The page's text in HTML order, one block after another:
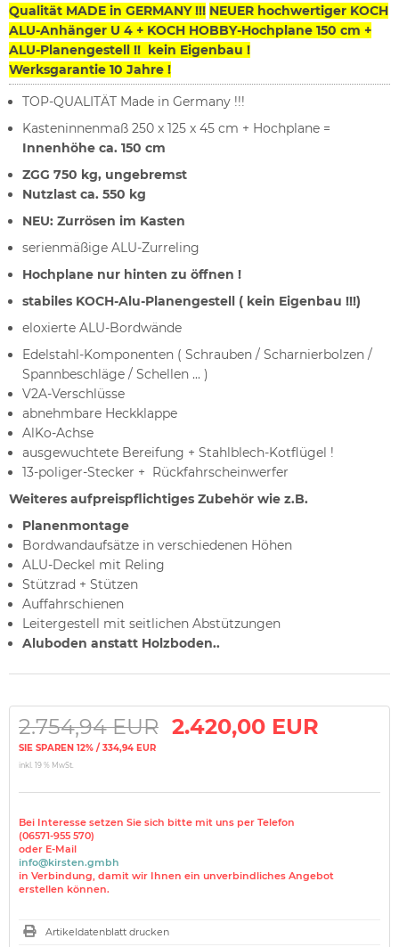
Qualität MADE in GERMANY !!! NEUER hochwertiger KOCH
ALU-Anhänger U 4 + KOCH HOBBY-Hochplane 150 cm +
ALU-Planengestell !! kein Eigenbau !
Werksgarantie 10 Jahre !
TOP-QUALITÄT Made in Germany !!!
Kasteninnenmaß 250 x 125 x 45 cm + Hochplane =
Innenhöhe ca. 150 cm
ZGG 750 kg, ungebremst
Nutzlast ca. 550 kg
NEU: Zurrösen im Kasten
serienmäßige ALU-Zurreling
Hochplane nur hinten zu öffnen !
stabiles KOCH-Alu-Planengestell ( kein Eigenbau !!!)
eloxierte ALU-Bordwände
Edelstahl-Komponenten ( Schrauben / Scharnierbolzen /
Spannbeschläge / Schellen ... )
V2A-Verschlüsse
abnehmbare Heckklappe
AlKo-Achse
ausgewuchtete Bereifung + Stahlblech-Kotflügel !
13-poliger-Stecker + Rückfahrscheinwerfer
Weiteres aufpreispflichtiges Zubehör wie z.B.
Planenmontage
Bordwandaufsätze in verschiedenen Höhen
ALU-Deckel mit Reling
Stützrad + Stützen
Auffahrschienen
Leitergestell mit seitlichen Abstützungen
Aluboden anstatt Holzboden..
2.754,94 EUR 2.420,00 EUR
SIE SPAREN 12% / 334,94 EUR
inkl. 19 % MwSt.
Bei Interesse setzen Sie sich bitte mit uns per Telefon
(06571-955 570)
oder E-Mail
info@kirsten.gmbh
in Verbindung, damit wir Ihnen ein unverbindliches Angebot
erstellen können.
Artikeldatenblatt drucken